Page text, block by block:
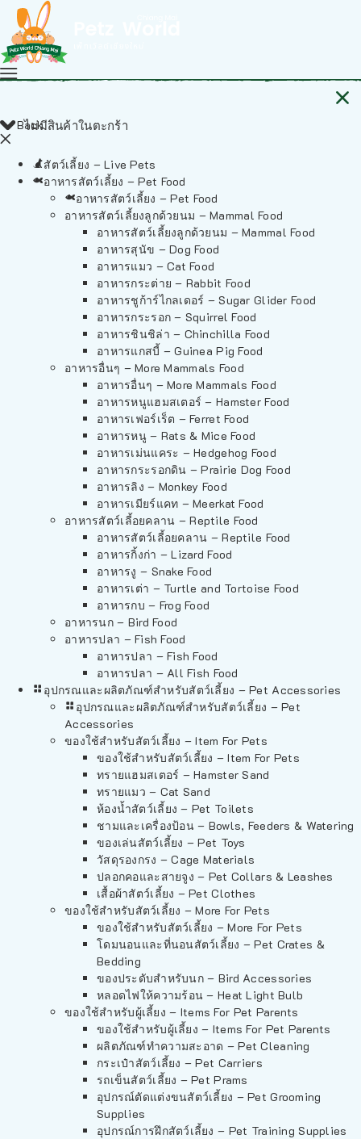
ไม่มีสินค้าในตะกร้า
Back
สัตว์เลี้ยง – Live Pets
อาหารสัตว์เลี้ยง – Pet Food
อาหารสัตว์เลี้ยง – Pet Food
อาหารสัตว์เลี้ยงลูกด้วยนม – Mammal Food
อาหารสัตว์เลี้ยงลูกด้วยนม – Mammal Food
อาหารสุนัข – Dog Food
อาหารแมว – Cat Food
อาหารกระต่าย – Rabbit Food
อาหารชูก้าร์ไกลเดอร์ – Sugar Glider Food
อาหารกระรอก – Squirrel Food
อาหารชินชิล่า – Chinchilla Food
อาหารแกสบี้ – Guinea Pig Food
อาหารอื่นๆ – More Mammals Food
อาหารอื่นๆ – More Mammals Food
อาหารหนูแฮมสเตอร์ – Hamster Food
อาหารเฟอร์เร็ต – Ferret Food
อาหารหนู – Rats & Mice Food
อาหารเม่นแคระ – Hedgehog Food
อาหารกระรอกดิน – Prairie Dog Food
อาหารลิง – Monkey Food
อาหารเมียร์แคท – Meerkat Food
อาหารสัตว์เลี้อยคลาน – Reptile Food
อาหารสัตว์เลี้อยคลาน – Reptile Food
อาหารกิ้งก่า – Lizard Food
อาหารงู – Snake Food
อาหารเต่า – Turtle and Tortoise Food
อาหารกบ – Frog Food
อาหารนก – Bird Food
อาหารปลา – Fish Food
อาหารปลา – Fish Food
อาหารปลา – All Fish Food
อุปกรณและผลิตภัณฑ์สำหรับสัตว์เลี้ยง – Pet Accessories
อุปกรณและผลิตภัณฑ์สำหรับสัตว์เลี้ยง – Pet
Accessories
ของใช้สำหรับสัตว์เลี้ยง – Item For Pets
ของใช้สำหรับสัตว์เลี้ยง – Item For Pets
ทรายแฮมสเตอร์ – Hamster Sand
ทรายแมว – Cat Sand
ห้องน้ำสัตว์เลี้ยง – Pet Toilets
ชามและเครื่องป้อน – Bowls, Feeders & Watering
ของเล่นสัตว์เลี้ยง – Pet Toys
วัสดุรองกรง – Cage Materials
ปลอกคอและสายจูง – Pet Collars & Leashes
เสื้อผ้าสัตว์เลี้ยง – Pet Clothes
ของใช้สำหรับสัตว์เลี้ยง – More For Pets
ของใช้สำหรับสัตว์เลี้ยง – More For Pets
โดมนอนและที่นอนสัตว์เลี้ยง – Pet Crates &
Bedding
ของประดับสำหรับนก – Bird Accessories
หลอดไฟให้ความร้อน – Heat Light Bulb
ของใช้สำหรับผู้เลี้ยง – Items For Pet Parents
ของใช้สำหรับผู้เลี้ยง – Items For Pet Parents
ผลิตภัณฑ์ทำความสะอาด – Pet Cleaning
กระเป๋าสัตว์เลี้ยง – Pet Carriers
รถเข็นสัตว์เลี้ยง – Pet Prams
อุปกรณ์ตัดแต่งขนสัตว์เลี้ยง – Pet Grooming
Supplies
อุปกรณ์การฝึกสัตว์เลี้ยง – Pet Training Supplies